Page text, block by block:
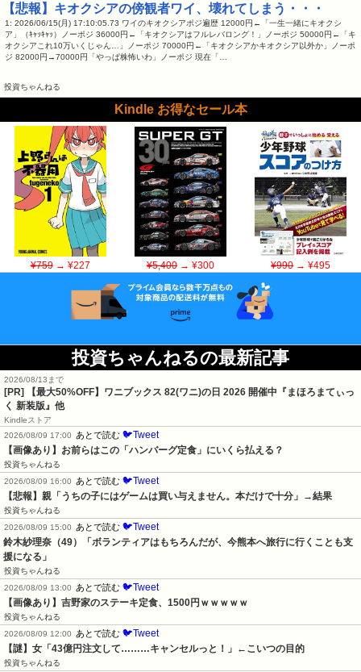
【悲報】キオクシアの傍観者ワイ、壊れてしまう・・・
1: 2026/06/15(月) 17:10:05.73 ワイのキオクシアポジ遍歴 12000円←「一生一緒にキオクシ
ア」（ｷｬｯｷｬｯ）ノーポジ 36000円←「キオクシアはフルレバロング！」ノーポジ 50000円←「キ
オクシアこれ10万いくじゃん…」ノーポジ 70000円←「キオクシアかキオクシア以外か」ノーポ
ジ 82000円→70000円「やっぱ株怖いわ」ノーポジ 現在「…
投資ちゃんねる
Kindle お得なセール本
¥759→ ¥227 ¥5,400→ ¥300 ¥990→ ¥495
投資ちゃんねるの最新記事
2026/08/13まで
[PR]
【最大50%OFF】ワニブックス 82(ワニ)の日 2026 開催中『まほろまてぃっ
く 新装版』他
Kindleストア
2026/08/09 17:00 あとで読む 🐦Tweet
【画像あり】お前らはこの「ハンバーグ定食」にいくら払える？
投資ちゃんねる
2026/08/09 16:00 あとで読む 🐦Tweet
【悲報】親「うちの子にはゲームは買い与えません。本だけで十分」→結果
投資ちゃんねる
2026/08/09 15:00 あとで読む 🐦Tweet
鈴木紗理奈（49）「ボランティアはもちろんだが、今熊本へ旅行に行くことも支
援になる」
投資ちゃんねる
2026/08/09 13:00 あとで読む 🐦Tweet
【画像あり】吉野家のステーキ定食、1500円ｗｗｗｗｗ
投資ちゃんねる
2026/08/09 12:00 あとで読む 🐦Tweet
【謎】女「43億円注文して………キャンセルっと！」←こいつの目的
投資ちゃんねる